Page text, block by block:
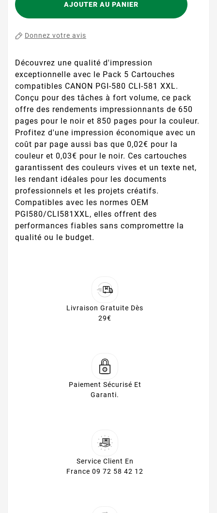
AJOUTER AU PANIER
Donnez votre avis
Découvrez une qualité d'impression
exceptionnelle avec le Pack 5 Cartouches
compatibles CANON PGI-580 CLI-581 XXL.
Conçu pour des tâches à fort volume, ce pack
offre des rendements impressionnants de 650
pages pour le noir et 850 pages pour la couleur.
Profitez d'une impression économique avec un
coût par page aussi bas que 0,02€ pour la
couleur et 0,03€ pour le noir. Ces cartouches
garantissent des couleurs vives et un texte net,
les rendant idéales pour les documents
professionnels et les projets créatifs.
Compatibles avec les normes OEM
PGI580/CLI581XXL, elles offrent des
performances fiables sans compromettre la
qualité ou le budget.
Livraison Gratuite Dès
29€
Paiement Sécurisé Et
Garanti.
Service Client En
France 09 72 58 42 12